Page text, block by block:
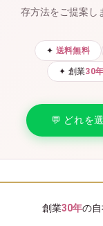
存方法をご提案し
✦ 送料無料
✦ 創業30
💬 どれを
創業30年の自